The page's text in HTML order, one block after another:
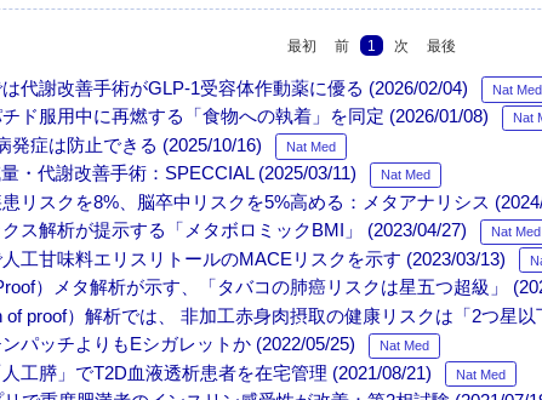
最初 前 1 次 最後
代謝改善手術がGLP-1受容体作動薬に優る (2026/02/04) Nat Med
ド服用中に再燃する「食物への執着」を同定 (2026/01/08) Nat
発症は防止できる (2025/10/16) Nat Med
・代謝改善手術：SPECCIAL (2025/03/11) Nat Med
リスクを8%、脳卒中リスクを5%高める：メタアナリシス
ス解析が提示する「メタボロミックBMI」 (2023/04/27) Nat Med
工甘味料エリスリトールのMACEリスクを示す (2023/03/13)
）メタ解析が示す、「タバコの肺癌リスクは星五つ超級」
of proof）解析では、 非加工赤身肉摂取の健康リスクは「2つ星以
パッチよりもEシガレットか (2022/05/25) Nat Med
工膵」でT2D血液透析患者を在宅管理 (2021/08/21) Nat Med